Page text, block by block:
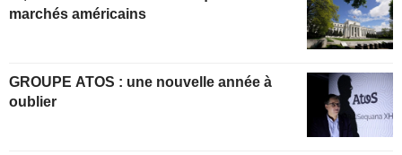
marchés américains
GROUPE ATOS : une nouvelle année à
oublier